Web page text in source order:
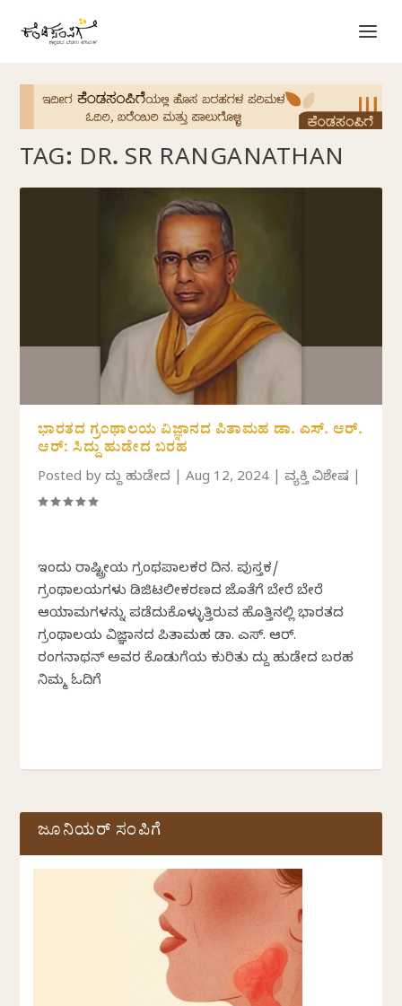
TAG: DR. SR RANGANATHAN
ಭಾರತದ ಗ್ರಂಥಾಲಯ ವಿಜ್ಞಾನದ ಪಿತಾಮಹ ಡಾ. ಎಸ್. ಆರ್.
ಆರ್:‌ ಸಿದ್ದು ಹುಡೇದ ಬರಹ
Posted byಸಿದ್ದು ಹುಡೇದ |Aug 12, 2024 |ವ್ಯಕ್ತಿ ವಿಶೇಷ
ಇಂದು ರಾಷ್ಟ್ರೀಯ ಗ್ರಂಥಪಾಲಕರ ದಿನ. ಪುಸ್ತಕ/
ಗ್ರಂಥಾಲಯಗಳು ಡಿಜಿಟಲೀಕರಣದ ಜೊತೆಗೆ ಬೇರೆ ಬೇರೆ
ಆಯಾಮಗಳನ್ನು ಪಡೆದುಕೊಳ್ಳುತ್ತಿರುವ ಹೊತ್ತಿನಲ್ಲಿ ಭಾರತದ
ಗ್ರಂಥಾಲಯ ವಿಜ್ಞಾನದ ಪಿತಾಮಹ ಡಾ. ಎಸ್. ಆರ್.
ರಂಗನಾಥನ್‌ ಅವರ ಕೊಡುಗೆಯ ಕುರಿತು ಸಿದ್ದು ಹುಡೇದ ಬರಹ
ನಿಮ್ಮ ಓದಿಗೆ
ಜೂನಿಯರ್ ಸಂಪಿಗೆ